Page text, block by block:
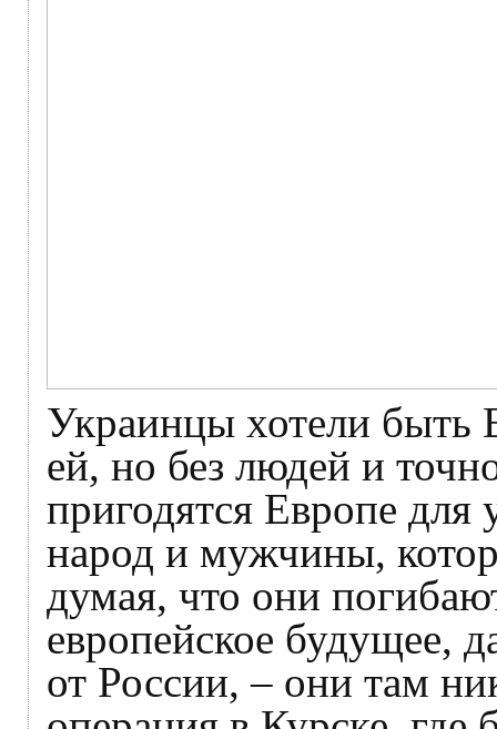
Украинцы хотели быть
ей, но без людей и
пригодятся Европе для
народ и мужчины,
думая, что они
европейское будущее,
от России, – они там